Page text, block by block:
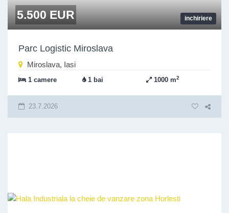
inchiriere
5.500 EUR
Parc Logistic Miroslava
Miroslava, Iasi
1 camere 1 bai 1000 m2
23.7.2026